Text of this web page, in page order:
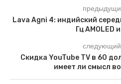
Lava Agni 4: индийский
Гц AMOLED
следующий
Скидка YouTube TV в 60
имеет ли смысл